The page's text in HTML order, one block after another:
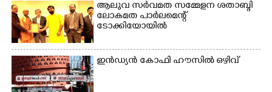
ആലുവ സർവമത സമ്മേളന ശതാബ്ദി
ലോകമത പാർലമെന്റ്
ടോക്കിയോയിൽ
ഇൻഡ്യൻ കോഫി ഹൗസിൽ ഒഴിവ്